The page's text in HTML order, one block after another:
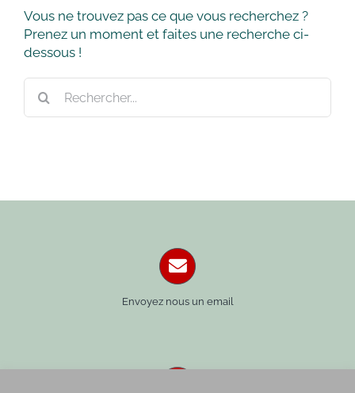
Vous ne trouvez pas ce que vous recherchez ?
Prenez un moment et faites une recherche ci-
dessous !
Envoyez nous un email